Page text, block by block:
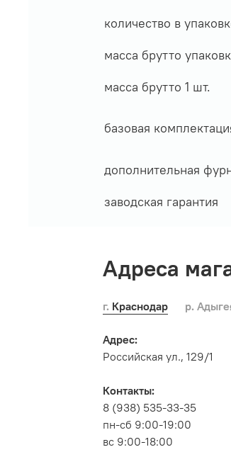
количество в
масса брутто
масса брутто 1 шт.
базовая
дополнительная
заводская гарантия
Адреса
г. Краснодар р.
Адрес:
Российская ул., 129/1
Контакты:
8 (938) 535-33-35
пн-сб 9:00-19:00
вс 9:00-18:00